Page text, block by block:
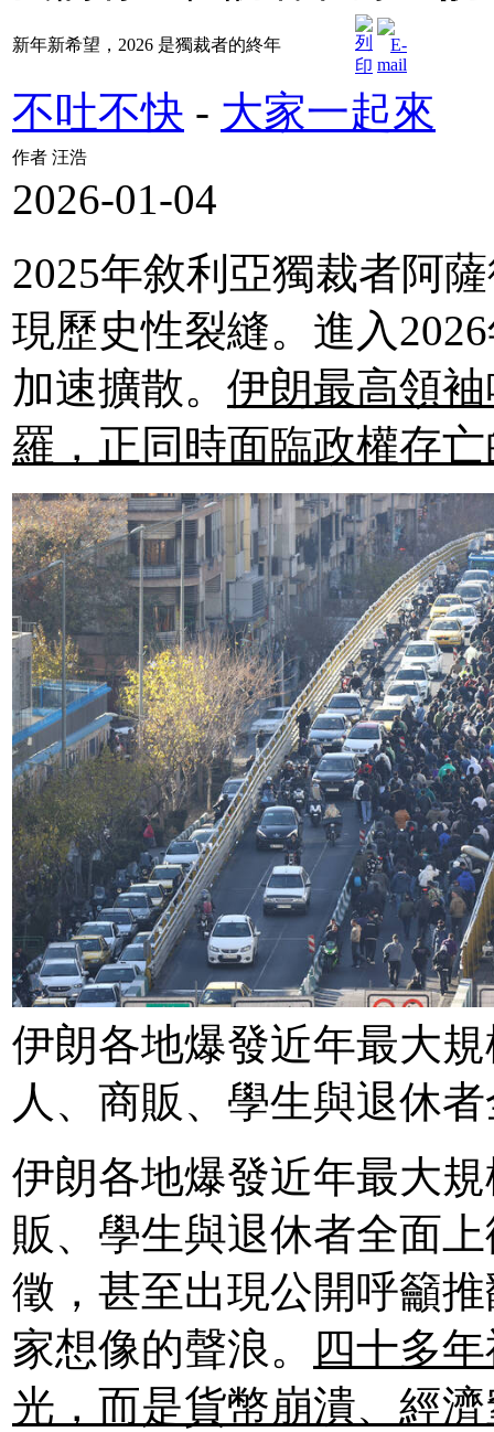
新年新希望，2026 是獨裁者的終年
不吐不快 - 大家一起來
作者 汪浩
2026-01-04
2025年敘利亞獨裁者阿
現歷史性裂縫。進入
加速擴散。 伊朗最高領
羅，正同時面臨政權存
伊朗各地爆發近年最大
人、商販、學生與退休
伊朗各地爆發近年最大
販、學生與退休者全面
徵，甚至出現公開呼籲
家想像的聲浪。
四十多
光，而是貨幣崩潰、經